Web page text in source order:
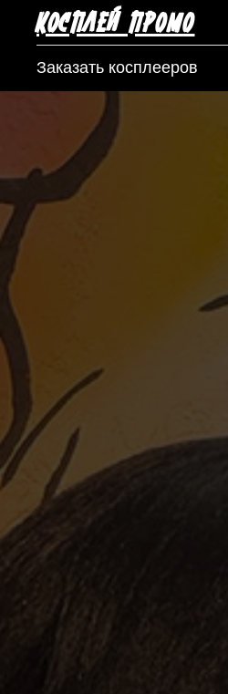
КОСПЛЕЙ ПРОМО
Заказать косплееров